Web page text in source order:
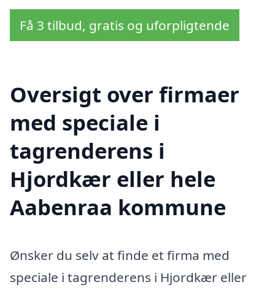
Få 3 tilbud, gratis og uforpligtende
Oversigt over firmaer
med speciale i
tagrenderens i
Hjordkær eller hele
Aabenraa kommune
Ønsker du selv at finde et firma med
speciale i tagrenderens i Hjordkær eller